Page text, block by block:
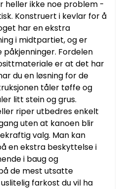
ikke noe problem -
Konstruert i kevlar for å
har en ekstra
i midtpartiet, og er
Fordelen
er at det har
du en løsning for de
tåler tøffe og
litt stein og grus.
riper utbedres enkelt
uten at kanoen blir
valg. Man kan
en ekstra beskyttelse i
i baug og
de mest utsatte
farkost du vil ha